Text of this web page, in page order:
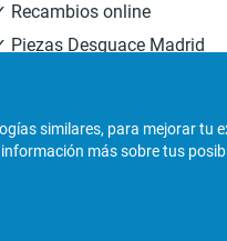
Recambios online
Piezas Desguace Madrid
similares, para mejorar tu
más sobre tus